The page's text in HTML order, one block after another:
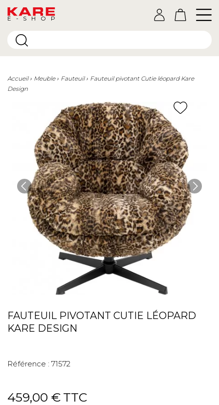
E-SHOP
Accueil Meuble Fauteuil
Fauteuil pivotant Cutie léopard Kare
Design
FAUTEUIL PIVOTANT CUTIE LÉOPARD
KARE DESIGN
Référence : 71572
459,00 € TTC